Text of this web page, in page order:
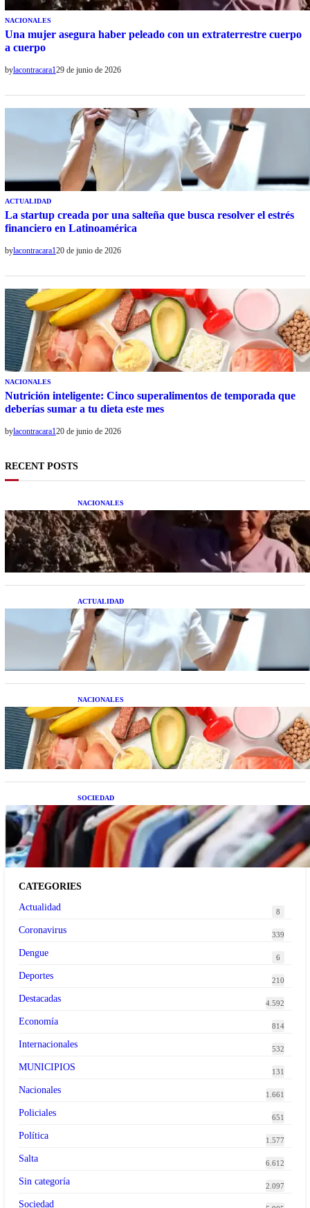
NACIONALES
Una mujer asegura haber peleado con un extraterrestre cuerpo
a cuerpo
bylacontracara129 de junio de 2026
ACTUALIDAD
La startup creada por una salteña que busca resolver el estrés
financiero en Latinoamérica
bylacontracara120 de junio de 2026
NACIONALES
Nutrición inteligente: Cinco superalimentos de temporada que
deberías sumar a tu dieta este mes
bylacontracara120 de junio de 2026
RECENT POSTS
NACIONALES
Una mujer asegura haber peleado con un
extraterrestre cuerpo a cuerpo
ACTUALIDAD
La startup creada por una salteña que busca
resolver el estrés financiero en Latinoamérica
NACIONALES
Nutrición inteligente: Cinco superalimentos de
temporada que deberías sumar a tu dieta este mes
SOCIEDAD
Las grandes marcas globales se suman a la
tendencia de la ropa de segunda mano premium
CATEGORIES
Actualidad
8
Coronavirus 339
Dengue 6
Deportes 210
Destacadas 4.592
Economía 814
Internacionales 532
MUNICIPIOS 131
Nacionales 1.661
Policiales 651
Política 1.577
Salta 6.612
Sin categoría 2.097
Sociedad